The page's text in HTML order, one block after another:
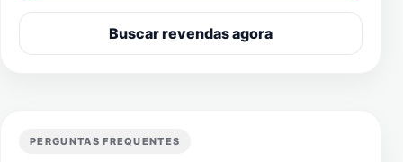
Buscar revendas agora
PERGUNTAS FREQUENTES